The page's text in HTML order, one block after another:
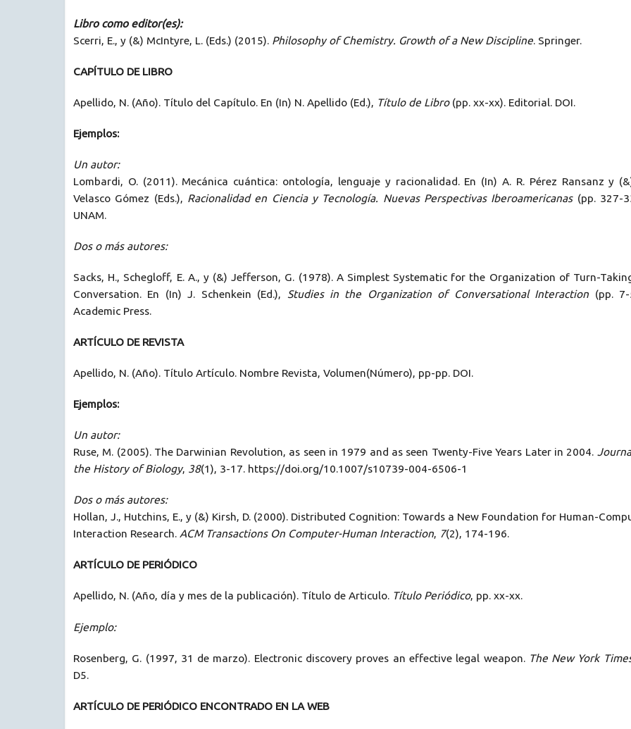
Libro como editor(es):
Scerri, E., y (&) McIntyre, L. (Eds.) (2015). Philosophy of Chemistry. Growth of a New Discipline. Springer.
CAPÍTULO DE LIBRO
Apellido, N. (Año). Título del Capítulo. En (In) N. Apellido (Ed.), Título de Libro(pp. xx-xx). Editorial. DOI.
Ejemplos:
Un autor:
Lombardi, O. (2011). Mecánica cuántica: ontología, lenguaje y racionalidad. En (In) A. R. Pérez Ransanz y
Velasco Gómez (Eds.), Racionalidad en Ciencia y Tecnología. Nuevas Perspectivas Iberoamericanas(pp. 327-
UNAM.
Dos o más autores:
Sacks, H., Schegloff, E. A., y (&) Jefferson, G. (1978). A Simplest Systematic for the Organization of Turn-
Conversation. En (In) J. Schenkein (Ed.), Studies in the Organization of Conversational Interaction (pp. 7-
Academic Press.
ARTÍCULO DE REVISTA
Apellido, N. (Año). Título Artículo. Nombre Revista, Volumen(Número), pp-pp. DOI.
Ejemplos:
Un autor:
Ruse, M. (2005). The Darwinian Revolution, as seen in 1979 and as seen Twenty-Five Years Later in 2004.
the History of Biology, 38(1), 3-17. https://doi.org/10.1007/s10739-004-6506-1
Dos o más autores:
Hollan, J., Hutchins, E., y (&) Kirsh, D. (2000). Distributed Cognition: Towards a New Foundation for Human-
Interaction Research. ACM Transactions On Computer-Human Interaction, 7(2), 174-196.
ARTÍCULO DE PERIÓDICO
Apellido, N. (Año, día y mes de la publicación). Título de Articulo. Título Periódico, pp. xx-xx.
Ejemplo:
Rosenberg, G. (1997, 31 de marzo). Electronic discovery proves an effective legal weapon. The New York
D5.
ARTÍCULO DE PERIÓDICO ENCONTRADO EN LA WEB